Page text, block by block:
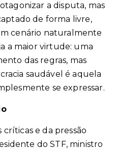
a disputa, mas
de forma livre,
cenário naturalmente
a maior virtude: uma
das regras, mas
saudável é aquela
se expressar.
e da pressão
do STF, ministro